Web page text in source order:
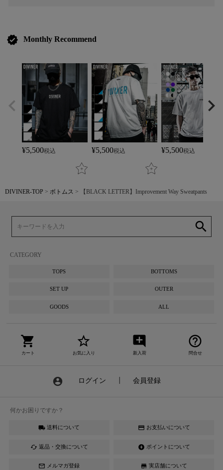
verified Monthly Recommend
¥5,500税込 ¥5,500税込 ¥5,500税込
DIVINER-TOP ボトムス 【BLACK LETTER】Improvement Way Sweatpants
search
CATEGORY
TOPS BOTTOMS
SET UP OUTER
GOODS ALL
shopping_cart
カート
star_border
お気に入り
add_comment
新入荷
help_outline
問合せ
account_circle ログイン 会員登録
何かお困りですか？
local_shipping 送料について credit_card お支払いについて
cached 返品・交換について offline_bolt ポイントについて
mail_outline メルマガ登録 store 実店舗について